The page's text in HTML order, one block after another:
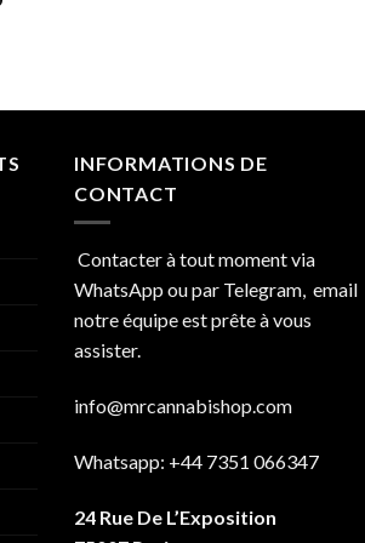
INFORMATIONS DE
CONTACT
Contacter à tout moment via
WhatsApp ou par Telegram, email
notre équipe est prête à vous
assister.
info@mrcannabishop.com
Whatsapp: +44 7351 066347
24 Rue De L’Exposition